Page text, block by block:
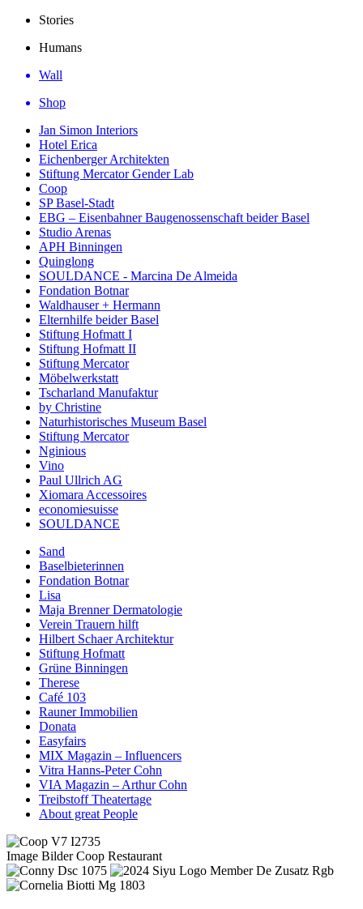
Stories
Humans
Wall
Shop
Jan Simon Interiors
Hotel Erica
Eichenberger Architekten
Stiftung Mercator Gender Lab
Coop
SP Basel-Stadt
EBG – Eisenbahner Baugenossenschaft beider Basel
Studio Arenas
APH Binningen
Quinglong
SOULDANCE - Marcina De Almeida
Fondation Botnar
Waldhauser + Hermann
Elternhilfe beider Basel
Stiftung Hofmatt I
Stiftung Hofmatt II
Stiftung Mercator
Möbelwerkstatt
Tscharland Manufaktur
by Christine
Naturhistorisches Museum Basel
Stiftung Mercator
Nginious
Vino
Paul Ullrich AG
Xiomara Accessoires
economiesuisse
SOULDANCE
Sand
Baselbieterinnen
Fondation Botnar
Lisa
Maja Brenner Dermatologie
Verein Trauern hilft
Hilbert Schaer Architektur
Stiftung Hofmatt
Grüne Binningen
Therese
Café 103
Rauner Immobilien
Donata
Easyfairs
MIX Magazin – Influencers
Vitra Hanns-Peter Cohn
VIA Magazin – Arthur Cohn
Treibstoff Theatertage
About great People
Image Bilder Coop Restaurant